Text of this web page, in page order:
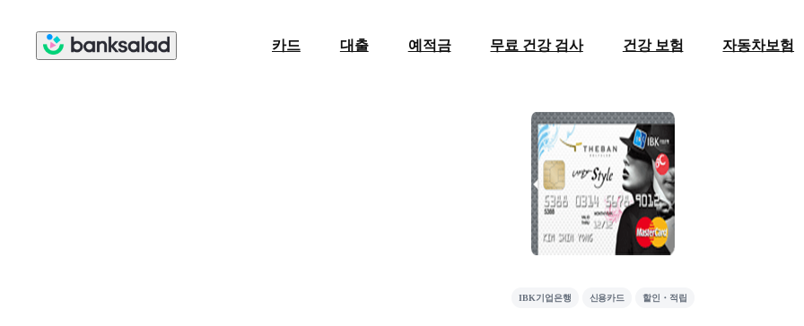
카드 대출 예적금 무료 건강 검사 건강 보험 자동차보험
IBK기업은행 신용카드 할인・적립